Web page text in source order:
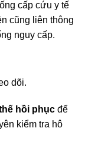
cấp cứu y tế
cũng liên thông
nguy cấp.
dõi.
hồi phục để
kiểm tra hô